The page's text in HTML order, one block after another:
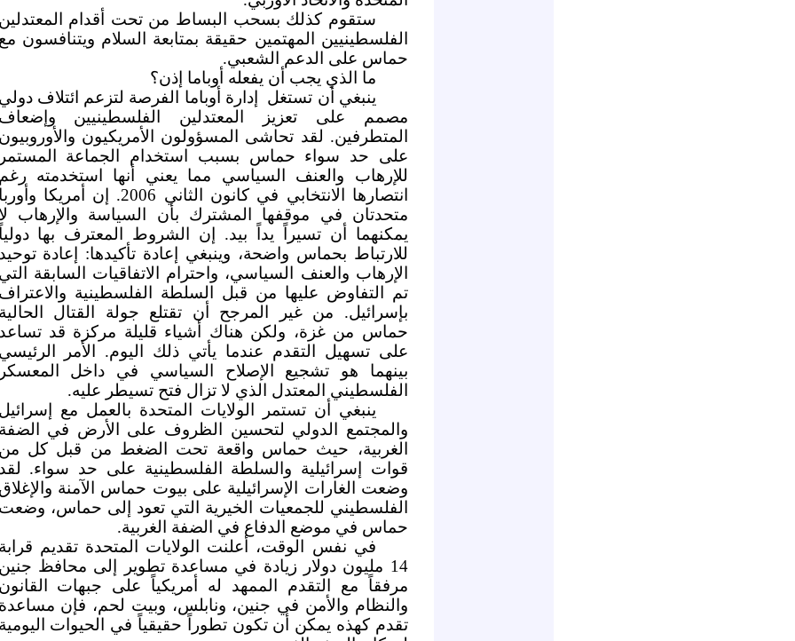
ستقوم كذلك بسحب البساط من تحت أقدام
الفلسطينيين المهتمين حقيقة بمتابعة السلام ويتنافسون
حماس على الدعم الشعبي.
ما الذي يجب أن يفعله أوباما إذن؟
ينبغي أن تستغل إدارة أوباما الفرصة لتزعم ائتلاف
مصمم على تعزيز المعتدلين الفلسطينيين
المتطرفين. لقد تحاشى المسؤولون الأمريكيون
على حد سواء حماس بسبب استخدام الجماعة
للإرهاب والعنف السياسي مما يعني أنها استخدمته
انتصارها الانتخابي في كانون الثاني 2006. إن أمريكا
متحدتان في موقفها المشترك بأن السياسة والإرهاب
يمكنهما أن تسيراً يداً بيد. إن الشروط المعترف بها
للارتباط بحماس واضحة، وينبغي إعادة تأكيدها: إعادة
الإرهاب والعنف السياسي، واحترام الاتفاقيات السابقة
تم التفاوض عليها من قبل السلطة الفلسطينية
بإسرائيل. من غير المرجح أن تقتلع جولة القتال
حماس من غزة، ولكن هناك أشياء قليلة مركزة قد
على تسهيل التقدم عندما يأتي ذلك اليوم. الأمر
بينهما هو تشجيع الإصلاح السياسي في داخل
الفلسطيني المعتدل الذي لا تزال فتح تسيطر عليه.
ينبغي أن تستمر الولايات المتحدة بالعمل مع
والمجتمع الدولي لتحسين الظروف على الأرض في
الغربية، حيث حماس واقعة تحت الضغط من قبل كل
قوات إسرائيلية والسلطة الفلسطينية على حد سواء.
وضعت الغارات الإسرائيلية على بيوت حماس الآمنة
الفلسطيني للجمعيات الخيرية التي تعود إلى حماس،
حماس في موضع الدفاع في الضفة الغربية.
في نفس الوقت، أعلنت الولايات المتحدة تقديم
14 مليون دولار زيادة في مساعدة تطوير إلى محافظ
مرفقاً مع التقدم الممهد له أمريكياً على جبهات
والنظام والأمن في جنين، ونابلس، وبيت لحم، فإن
تقدم كهذه يمكن أن تكون تطوراً حقيقياً في الحيوات